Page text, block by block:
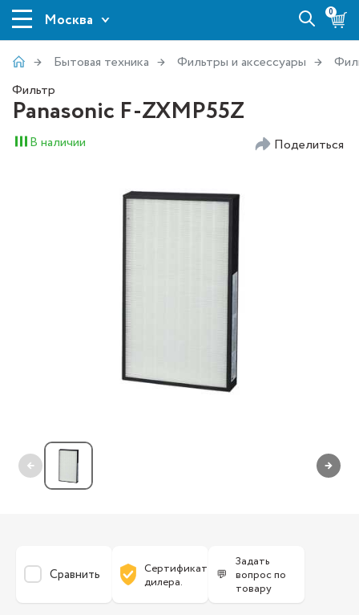
Москва 0
Бытовая техника Фильтры и аксессуары
Фильтр
Panasonic F-ZXMP55Z
В наличии Поделиться
← →
Сравнить
Сертификат
дилера.
💬
Задать
вопрос по
товару